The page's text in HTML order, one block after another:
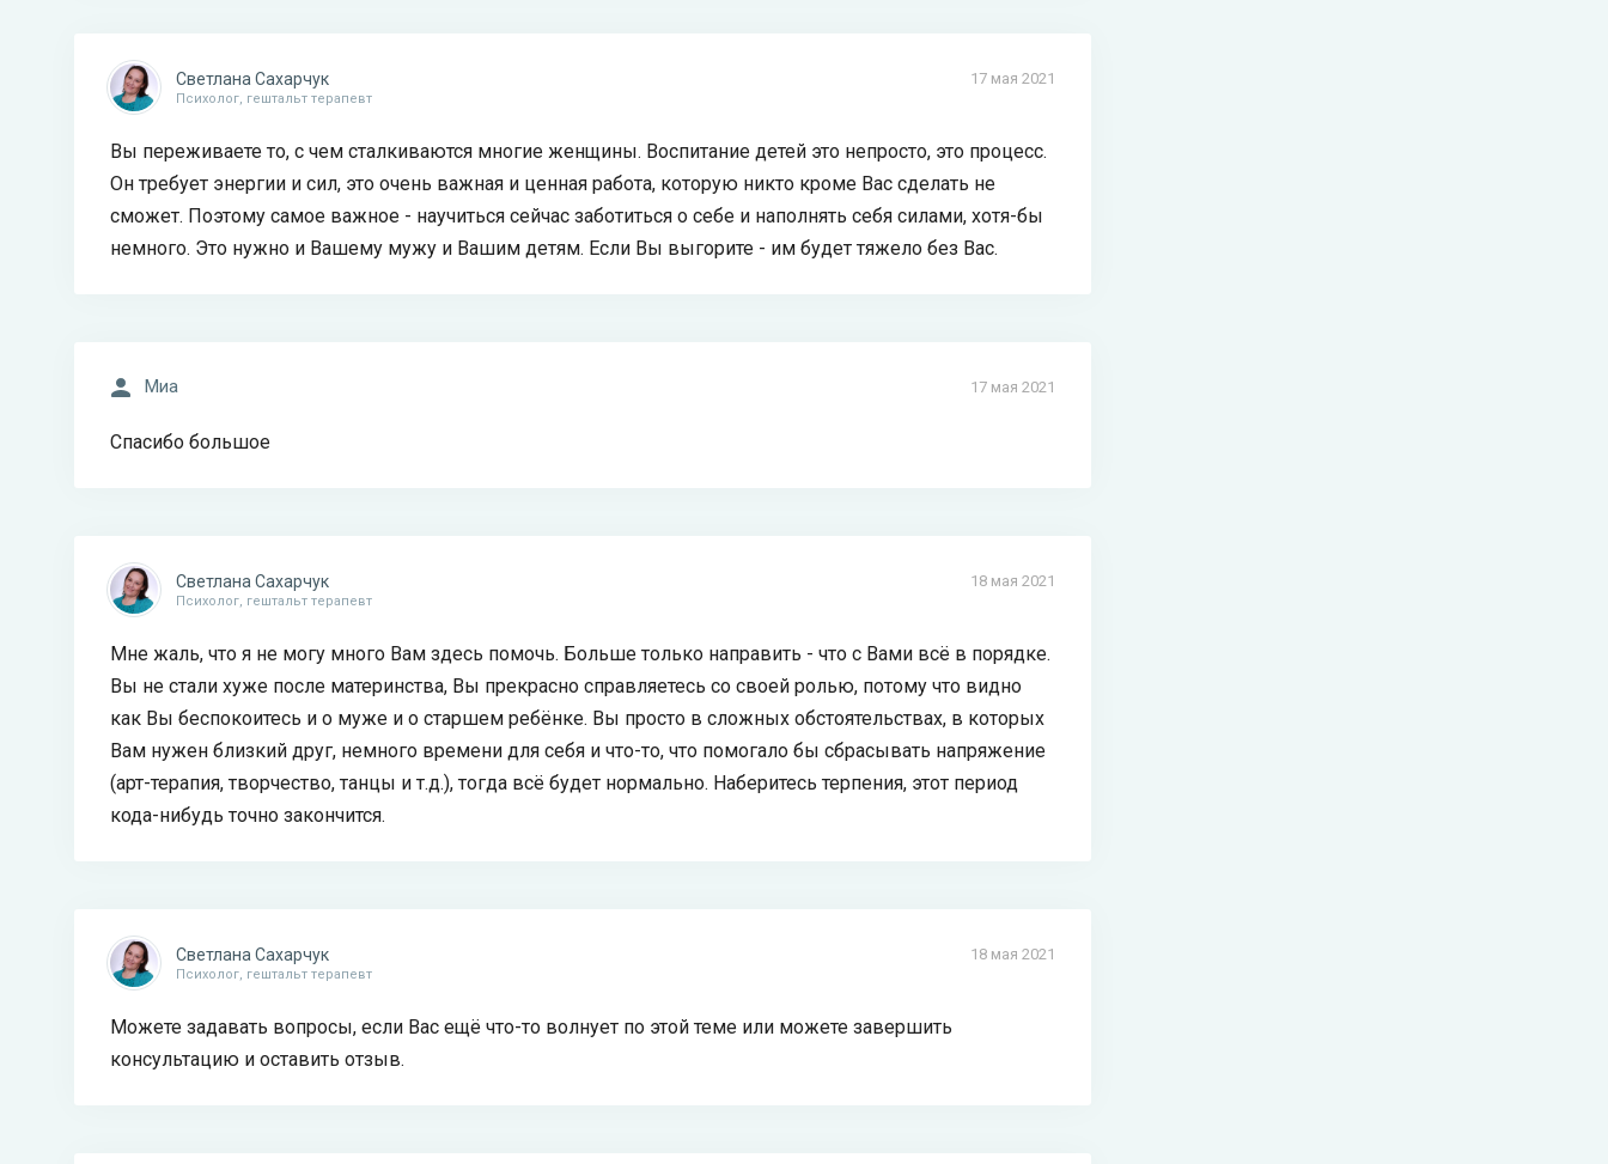
17 мая 2021
Светлана Сахарчук
Психолог, гештальт терапевт
Вы переживаете то, с чем сталкиваются многие женщины. Воспитание детей это непросто, это процесс.
Он требует энергии и сил, это очень важная и ценная работа, которую никто кроме Вас сделать не
сможет. Поэтому самое важное - научиться сейчас заботиться о себе и наполнять себя силами, хотя-бы
немного. Это нужно и Вашему мужу и Вашим детям. Если Вы выгорите - им будет тяжело без Вас.
17 мая 2021
Миа
Спасибо большое
18 мая 2021
Светлана Сахарчук
Психолог, гештальт терапевт
Мне жаль, что я не могу много Вам здесь помочь. Больше только направить - что с Вами всё в порядке.
Вы не стали хуже после материнства, Вы прекрасно справляетесь со своей ролью, потому что видно
как Вы беспокоитесь и о муже и о старшем ребёнке. Вы просто в сложных обстоятельствах, в которых
Вам нужен близкий друг, немного времени для себя и что-то, что помогало бы сбрасывать напряжение
(арт-терапия, творчество, танцы и т.д.), тогда всё будет нормально. Наберитесь терпения, этот период
кода-нибудь точно закончится.
18 мая 2021
Светлана Сахарчук
Психолог, гештальт терапевт
Можете задавать вопросы, если Вас ещё что-то волнует по этой теме или можете завершить
консультацию и оставить отзыв.